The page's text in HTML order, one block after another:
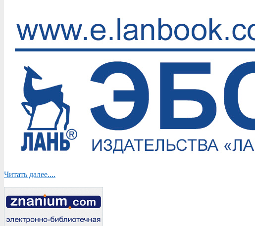
Читать далее....